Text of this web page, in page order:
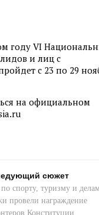
году VI
и лиц с
с 23 по 29
на официальном
сюжет
спорту, туризму и делам
провели награждение
Конституции